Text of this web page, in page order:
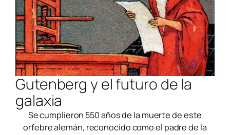
Gutenberg y el futuro de la
galaxia
Se cumplieron 550 años de la muerte de este
orfebre alemán, reconocido como el padre de la